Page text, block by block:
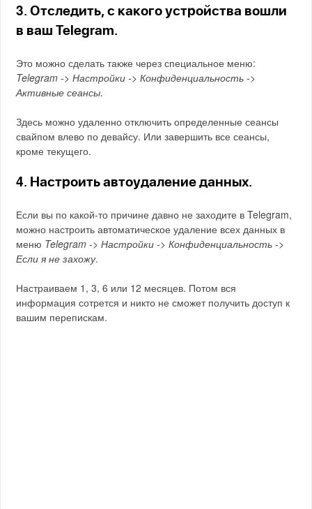
3. Отследить, с какого устройства вошли
в ваш Telegram.
Это можно сделать также через специальное меню:
Telegram -> Настройки -> Конфиденциальность ->
Активные сеансы.
Здесь можно удаленно отключить определенные сеансы
свайпом влево по девайсу. Или завершить все сеансы,
кроме текущего.
4. Настроить автоудаление данных.
Если вы по какой-то причине давно не заходите в Telegram,
можно настроить автоматическое удаление всех данных в
меню Telegram -> Настройки -> Конфиденциальность ->
Если я не захожу.
Настраиваем 1, 3, 6 или 12 месяцев. Потом вся
информация сотрется и никто не сможет получить доступ к
вашим перепискам.